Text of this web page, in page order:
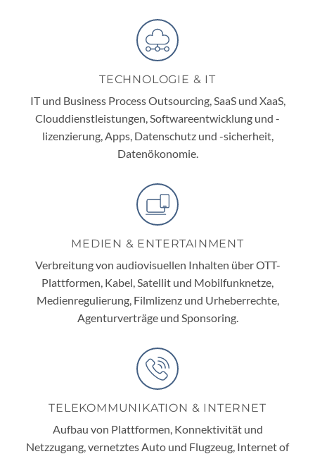
TECHNOLOGIE & IT
IT und Business Process Outsourcing, SaaS und XaaS,
Clouddienstleistungen, Softwareentwicklung und -
lizenzierung, Apps, Datenschutz und -sicherheit,
Datenökonomie.
MEDIEN & ENTERTAINMENT
Verbreitung von audiovisuellen Inhalten über OTT-
Plattformen, Kabel, Satellit und Mobilfunknetze,
Medienregulierung, Filmlizenz und Urheberrechte,
Agenturverträge und Sponsoring.
TELEKOMMUNIKATION & INTERNET
Aufbau von Plattformen, Konnektivität und
Netzzugang, vernetztes Auto und Flugzeug, Internet of